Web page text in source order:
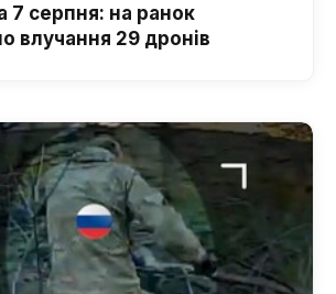
7 серпня: на ранок
влучання 29 дронів